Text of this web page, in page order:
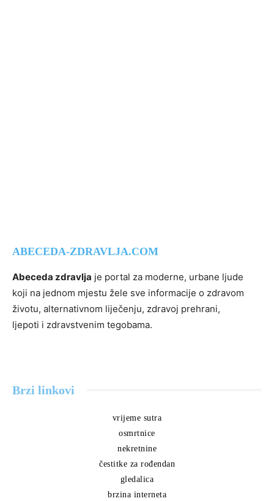
ABECEDA-ZDRAVLJA.COM
Abeceda zdravlja je portal za moderne, urbane ljude
koji na jednom mjestu žele sve informacije o zdravom
životu, alternativnom liječenju, zdravoj prehrani,
ljepoti i zdravstvenim tegobama.
Brzi linkovi
vrijeme sutra
osmrtnice
nekretnine
čestitke za rođendan
gledalica
brzina interneta